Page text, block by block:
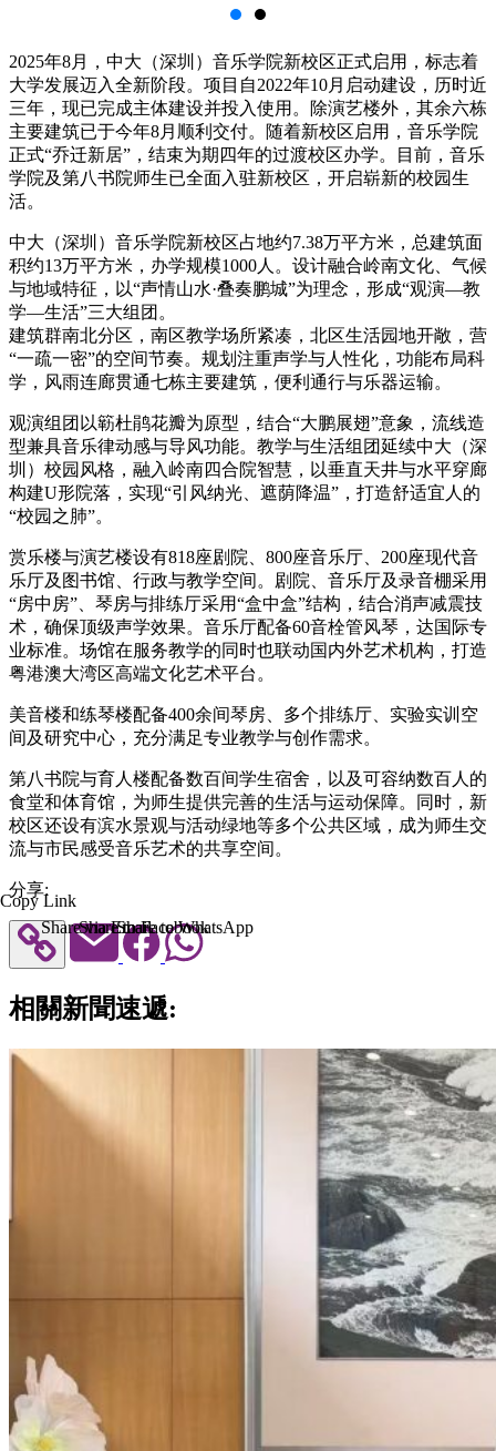
2025年8月，中大（深圳）音乐学院新校区正式启用，标志着
大学发展迈入全新阶段。项目自2022年10月启动建设，历时近
三年，现已完成主体建设并投入使用。除演艺楼外，其余六栋
主要建筑已于今年8月顺利交付。随着新校区启用，音乐学院
正式“乔迁新居”，结束为期四年的过渡校区办学。目前，音乐
学院及第八书院师生已全面入驻新校区，开启崭新的校园生
活。
中大（深圳）音乐学院新校区占地约7.38万平方米，总建筑面
积约13万平方米，办学规模1000人。设计融合岭南文化、气候
与地域特征，以“声情山水·叠奏鹏城”为理念，形成“观演—教
学—生活”三大组团。
建筑群南北分区，南区教学场所紧凑，北区生活园地开敞，营
“一疏一密”的空间节奏。规划注重声学与人性化，功能布局科
学，风雨连廊贯通七栋主要建筑，便利通行与乐器运输。
观演组团以簕杜鹃花瓣为原型，结合“大鹏展翅”意象，流线造
型兼具音乐律动感与导风功能。教学与生活组团延续中大（深
圳）校园风格，融入岭南四合院智慧，以垂直天井与水平穿廊
构建U形院落，实现“引风纳光、遮荫降温”，打造舒适宜人的
“校园之肺”。
赏乐楼与演艺楼设有818座剧院、800座音乐厅、200座现代音
乐厅及图书馆、行政与教学空间。剧院、音乐厅及录音棚采用
“房中房”、琴房与排练厅采用“盒中盒”结构，结合消声减震技
术，确保顶级声学效果。音乐厅配备60音栓管风琴，达国际专
业标准。场馆在服务教学的同时也联动国内外艺术机构，打造
粤港澳大湾区高端文化艺术平台。
美音楼和练琴楼配备400余间琴房、多个排练厅、实验实训空
间及研究中心，充分满足专业教学与创作需求。
第八书院与育人楼配备数百间学生宿舍，以及可容纳数百人的
食堂和体育馆，为师生提供完善的生活与运动保障。同时，新
校区还设有滨水景观与活动绿地等多个公共区域，成为师生交
流与市民感受音乐艺术的共享空间。
分享:
Copy Link
Share via Email
Share to Facebook
Share to WhatsApp
相關新聞速遞: